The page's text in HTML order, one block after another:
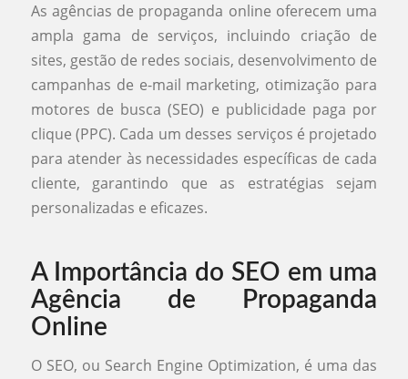
As agências de propaganda online oferecem uma
ampla gama de serviços, incluindo criação de
sites, gestão de redes sociais, desenvolvimento de
campanhas de e-mail marketing, otimização para
motores de busca (SEO) e publicidade paga por
clique (PPC). Cada um desses serviços é projetado
para atender às necessidades específicas de cada
cliente, garantindo que as estratégias sejam
personalizadas e eficazes.
A Importância do SEO em uma
Agência de Propaganda
Online
O SEO, ou Search Engine Optimization, é uma das